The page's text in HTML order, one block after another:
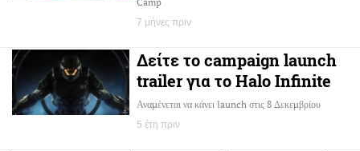
7 μήνες πριν
Δείτε το campaign launch
trailer για το Halo Infinite
Αναμένεται να κάνει launch στις 8 Δεκεμβρίου
5 έτη πριν